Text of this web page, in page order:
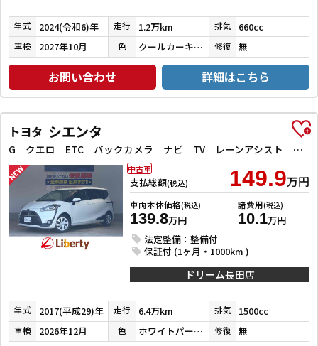
年式 2024(令和6)年 走行 1.2万km 排気 660cc
車検 2027年10月 色 クールカーキパールメタリック／ガンメタリック 修復 無
お問い合わせ 詳細はこちら
トヨタ シエンタ
G クエロ ETC バックカメラ ナビ TV レーンアシスト 衝突被害軽減システム 両側電動スライドドア オートマチックハイビーム オートライト LEDヘッドランプ スマートキー アイドリングストップ
支払総額(税込) 149.9万円
車両本体価格(税込)
139.8万円
諸費用(税込)
10.1万円
法定整備：整備付
保証付 (1ヶ月・1000km )
中古車
ドリーム長田店
年式 2017(平成29)年 走行 6.4万km 排気 1500cc
車検 2026年12月 色 ホワイトパールクリスタルシャイン 修復 無